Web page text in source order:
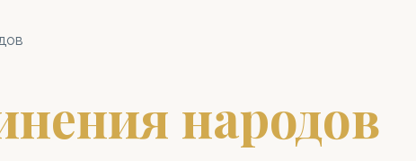
народов